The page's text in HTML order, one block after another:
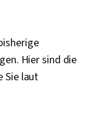
Hier sind die
Sie laut